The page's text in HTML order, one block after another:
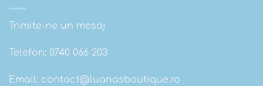
Trimite-ne un mesaj
Telefon: 0740 066 203
Email: contact@luanasboutique.ro